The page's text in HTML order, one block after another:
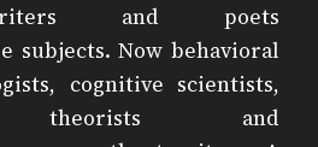
and poets
subjects. Now behavioral
cognitive scientists,
theorists and